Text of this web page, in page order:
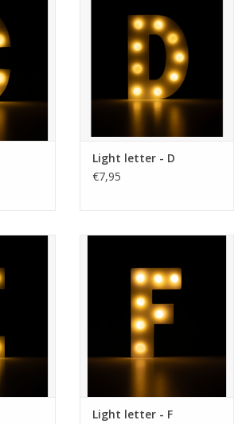
Light letter - D
€7,95
Light letter - F